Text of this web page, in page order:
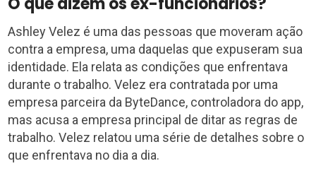
Ashley Velez é uma das pessoas que moveram ação
contra a empresa, uma daquelas que expuseram sua
identidade. Ela relata as condições que enfrentava
durante o trabalho. Velez era contratada por uma
empresa parceira da ByteDance, controladora do app,
mas acusa a empresa principal de ditar as regras de
trabalho. Velez relatou uma série de detalhes sobre o
que enfrentava no dia a dia.